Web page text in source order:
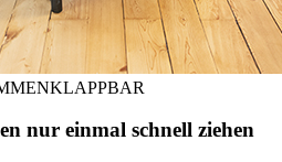
nur einmal schnell ziehen